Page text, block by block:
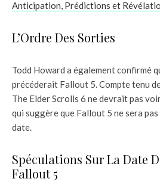
Anticipation, Prédictions et
L’Ordre Des Sorties
Todd Howard a également confirmé
précéderait Fallout 5. Compte tenu
The Elder Scrolls 6 ne devrait pas
qui suggère que Fallout 5 ne sera
date.
Spéculations Sur La Date
Fallout 5